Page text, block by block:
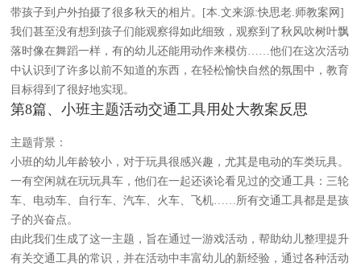
带孩子到户外拍摄了很多秋天的相片。[本.文来源:快思老.师教案网]
我们甚至没有想到孩子们能观察得如此细致，观察到了秋风吹树叶飘
落时像在舞蹈一样，有的幼儿还能用动作来模仿……他们在这次活动
中认识到了许多以前不知道的东西，在轻松愉快自然的氛围中，教育
目标得到了很好地实现。
第8篇、小班主题活动交通工具用处大教案反思
主题背景：
小班的幼儿年龄较小，对于玩具很感兴趣，尤其是电动的车类玩具。
一有空闲就在玩玩具车，他们在一起还谈论看见过的交通工具：三轮
车、电动车、自行车、汽车、火车、飞机……所有交通工具都是是孩
子的兴奋点。
由此我们生成了这一主题，旨在通过一游戏活动，帮助幼儿整理提升
有关交通工具的常识，并在活动中丰富幼儿的新经验，通过各种活动